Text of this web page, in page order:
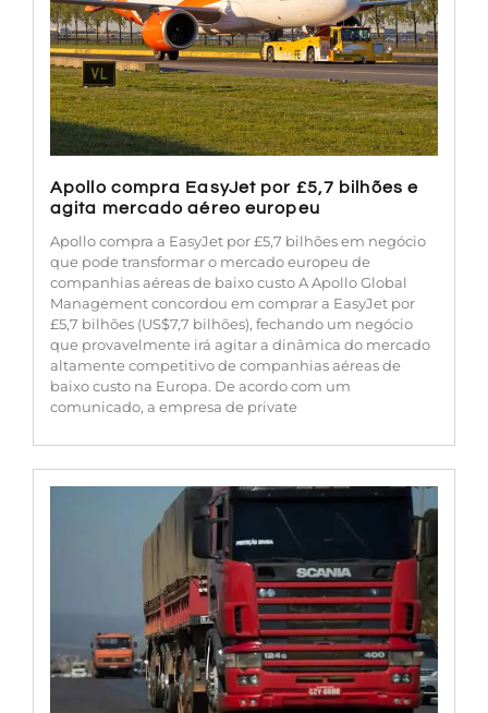
Apollo compra EasyJet por £5,7 bilhões e
agita mercado aéreo europeu
Apollo compra a EasyJet por £5,7 bilhões em negócio
que pode transformar o mercado europeu de
companhias aéreas de baixo custo A Apollo Global
Management concordou em comprar a EasyJet por
£5,7 bilhões (US$7,7 bilhões), fechando um negócio
que provavelmente irá agitar a dinâmica do mercado
altamente competitivo de companhias aéreas de
baixo custo na Europa. De acordo com um
comunicado, a empresa de private